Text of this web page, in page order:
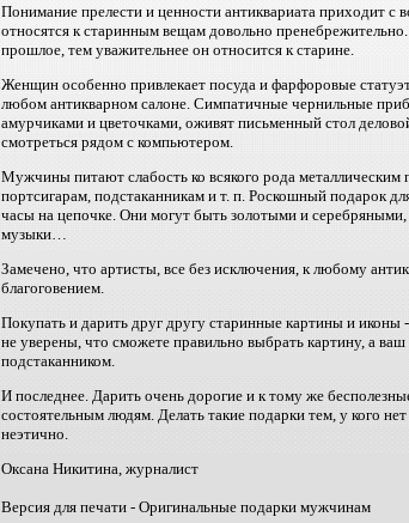
Понимание прелести и ценности антиквариата приходит с
относятся к старинным вещам довольно
прошлое, тем уважительнее он относится к старине.
Женщин особенно привлекает посуда и фарфоровые
любом антикварном салоне. Симпатичные чернильные
амурчиками и цветочками, оживят письменный стол
смотреться рядом с компьютером.
Мужчины питают слабость ко всякого рода металлическим
портсигарам, подстаканникам и т. п. Роскошный подарок
часы на цепочке. Они могут быть золотыми и
музыки…
Замечено, что артисты, все без исключения, к любому
благоговением.
Покупать и дарить друг другу старинные картины и иконы
не уверены, что сможете правильно выбрать картину, а ваш
подстаканником.
И последнее. Дарить очень дорогие и к тому же
состоятельным людям. Делать такие подарки тем, у кого
неэтично.
Оксана Никитина, журналист
Версия для печати - Оригинальные подарки мужчинам